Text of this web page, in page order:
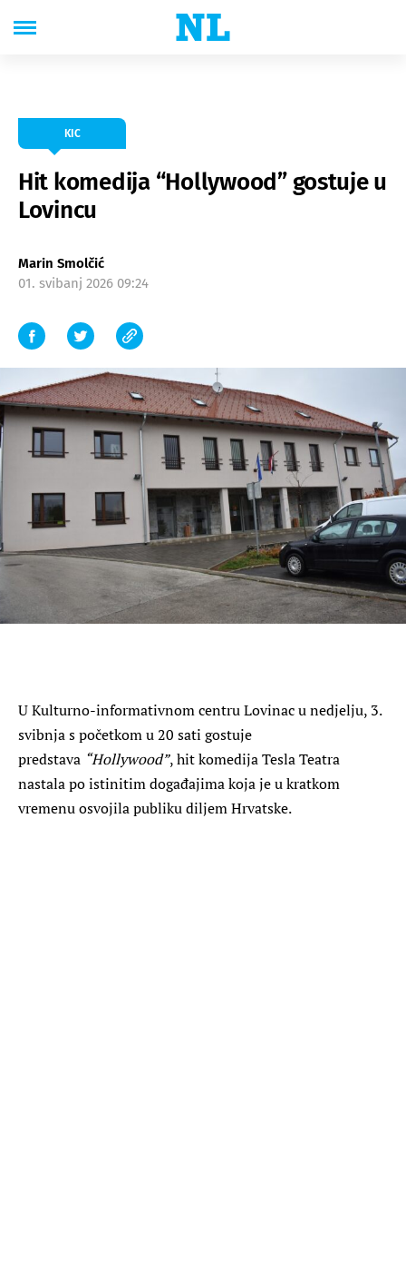
KIC
Hit komedija “Hollywood” gostuje u
Lovincu
Marin Smolčić
01. svibanj 2026 09:24
U Kulturno-informativnom centru Lovinac u nedjelju, 3.
svibnja s početkom u 20 sati gostuje
predstava “Hollywood”, hit komedija Tesla Teatra
nastala po istinitim događajima koja je u kratkom
vremenu osvojila publiku diljem Hrvatske.